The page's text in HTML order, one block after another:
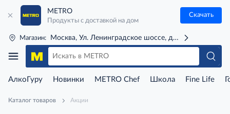
METRO
Продукты с доставкой на дом
Скачать
Магазин: Москва, Ул. Ленинградское шоссе, д. 71Г (м. Речной
АлкоГуру Новинки METRO Chef Школа Fine Life
Каталог товаров Акции